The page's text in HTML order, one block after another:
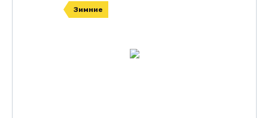
Зимние